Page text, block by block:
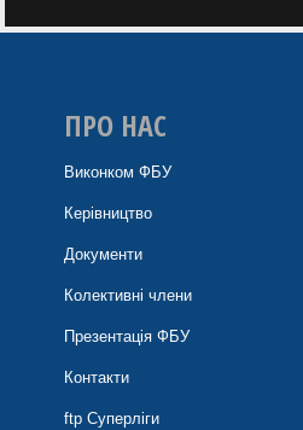
ПРО НАС
Виконком ФБУ
Керівництво
Документи
Колективні члени
Презентація ФБУ
Контакти
ftp Суперліги